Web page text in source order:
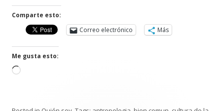
Comparte esto:
Correo electrónico
Más
Me gusta esto:
C
g